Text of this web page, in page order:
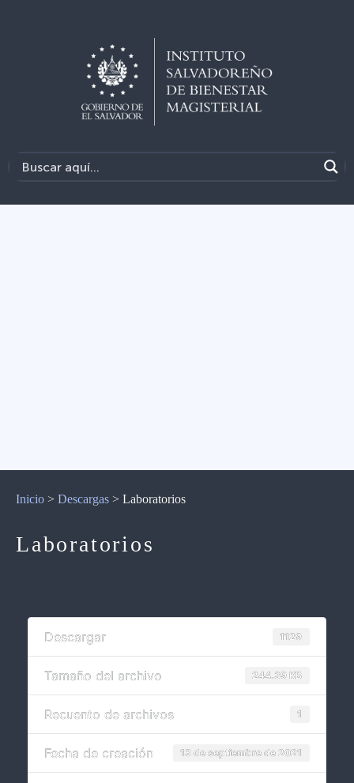
Inicio > Descargas > Laboratorios
Laboratorios
Descargar 1129
Tamaño del archivo 244.39 KB
Recuento de archivos 1
Fecha de creación 13 de septiembre de 2021